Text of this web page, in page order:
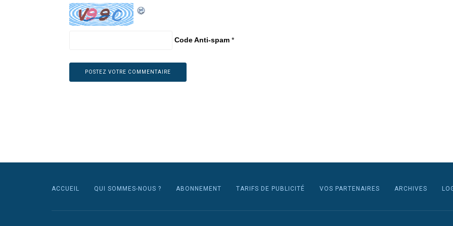
Code Anti-spam *
ACCUEIL QUI SOMMES-NOUS ? ABONNEMENT TARIFS DE PUBLICITÉ VOS PARTENAIRES ARCHIVES